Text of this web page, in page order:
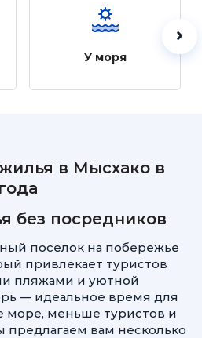
У моря
в Мысхако в
без посредников
поселок на побережье
привлекает туристов
пляжами и уютной
— идеальное время для
море, меньше туристов и
предлагаем вам несколько